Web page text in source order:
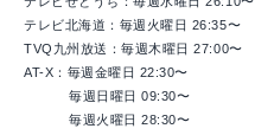
テレビ北海道：毎週火曜日 26:35〜
TVQ九州放送：毎週木曜日 27:00〜
AT-X：毎週金曜日 22:30〜
毎週日曜日 09:30〜
毎週火曜日 28:30〜